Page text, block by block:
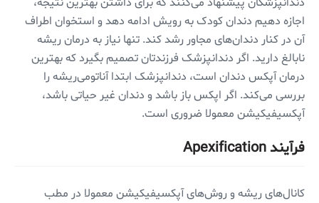
اجازه دهیم دندان کودک به رویش ادامه دهد و استخوان اطراف
آن در کنار دندان‌های مجاور رشد کند. تنها نیاز به درمان ریشه
نابالغ دارید. اگر دندانپزشک فرزندتان تصمیم بگیرد که بهترین
درمان آپکس دندان است، دندانپزشک ابتدا آناتومی‌ریشه را
بررسی می‌کند. اگر اپکس باز باشد و دندان غیر حیاتی باشد،
آپکسیفیکیشن معمولا ضروری است.
فرآیند Apexification
کانال‌های ریشه و روش‌های آپکسیفیکیشن معمولا در مطب